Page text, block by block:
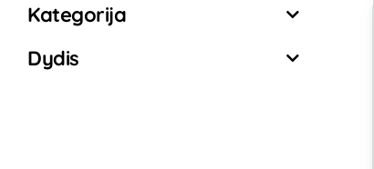
Kategorija
Dydis